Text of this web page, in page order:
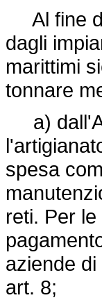
Al fine di
dagli
marittimi
tonnare
a)
spesa
reti. Per
aziende
art. 8;